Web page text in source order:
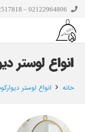
انواع لوستر
خانه انواع لوستر